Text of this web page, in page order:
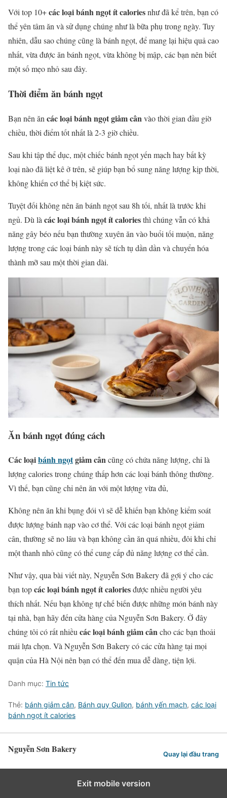
Với top 10+các loại bánh ngọt ít caloriesnhư đã kể trên, bạn có
thể yên tâm ăn và sử dụng chúng như là bữa phụ trong ngày. Tuy
nhiên, dẫu sao chúng cũng là bánh ngọt, để mang lại hiệu quả cao
nhất, vừa được ăn bánh ngọt, vừa không bị mập, các bạn nên biết
một số mẹo nhỏ sau đây.
Thời điểm ăn bánh ngọt
Bạn nên ăn các loại bánh ngọt giảm cânvào thời gian đầu giờ
chiều, thời điểm tốt nhất là 2-3 giờ chiều.
Sau khi tập thể dục, một chiếc bánh ngọt yến mạch hay bất kỳ
loại nào đã liệt kê ở trên, sẽ giúp bạn bổ sung năng lượng kịp thời,
không khiến cơ thể bị kiệt sức.
Tuyệt đối không nên ăn bánh ngọt sau 8h tối, nhất là trước khi
ngủ. Dù là các loại bánh ngọt ít caloriesthì chúng vẫn có khả
năng gây béo nếu bạn thường xuyên ăn vào buổi tối muộn, năng
lượng trong các loại bánh này sẽ tích tụ dần dần và chuyển hóa
thành mỡ sau một thời gian dài.
Ăn bánh ngọt đúng cách
Các loạibánh ngọtgiảm câncũng có chứa năng lượng, chỉ là
lượng calories trong chúng thấp hơn các loại bánh thông thường.
Vì thế, bạn cũng chỉ nên ăn với một lượng vừa đủ,
Không nên ăn khi bụng đói vì sẽ dễ khiến bạn không kiểm soát
được lượng bánh nạp vào cơ thể. Với các loại bánh ngọt giảm
cân, thường sẽ no lâu và bạn không cần ăn quá nhiều, đôi khi chỉ
một thanh nhỏ cũng có thể cung cấp đủ năng lượng cơ thể cần.
Như vậy, qua bài viết này, Nguyễn Sơn Bakery đã gợi ý cho các
bạn topcác loại bánh ngọt ít caloriesđược nhiều người yêu
thích nhất. Nếu bạn không tự chế biến được những món bánh này
tại nhà, bạn hãy đến cửa hàng của Nguyễn Sơn Bakery. Ở đây
chúng tôi có rất nhiềucác loại bánh giảm câncho các bạn thoải
mái lựa chọn. Và Nguyễn Sơn Bakery có các cửa hàng tại mọi
quận của Hà Nội nên bạn có thể đến mua dễ dàng, tiện lợi.
Danh mục: Tin tức
Thẻ: bánh giảm cân, Bánh quy Gullon, bánh yến mạch, các loại
bánh ngọt ít calories
Nguyễn Sơn Bakery Quay lại đầu trang
Exit mobile version